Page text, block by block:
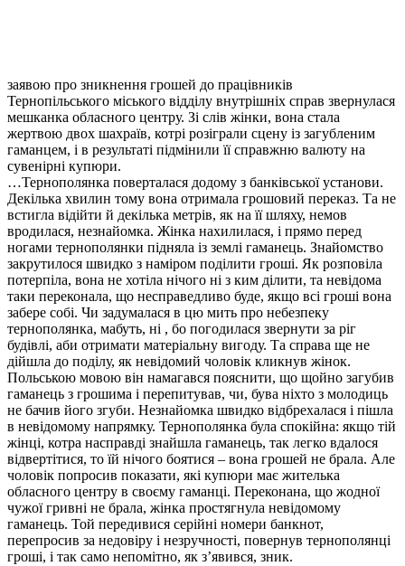
заявою про зникнення грошей до працівників
Тернопільського міського відділу внутрішніх справ звернулася
мешканка обласного центру. Зі слів жінки, вона стала
жертвою двох шахраїв, котрі розіграли сцену із загубленим
гаманцем, і в результаті підмінили її справжню валюту на
сувенірні купюри.
…Тернополянка поверталася додому з банківської установи.
Декілька хвилин тому вона отримала грошовий переказ. Та не
встигла відійти й декілька метрів, як на її шляху, немов
вродилася, незнайомка. Жінка нахилилася, і прямо перед
ногами тернополянки підняла із землі гаманець. Знайомство
закрутилося швидко з наміром поділити гроші. Як розповіла
потерпіла, вона не хотіла нічого ні з ким ділити, та невідома
таки переконала, що несправедливо буде, якщо всі гроші вона
забере собі. Чи задумалася в цю мить про небезпеку
тернополянка, мабуть, ні , бо погодилася звернути за ріг
будівлі, аби отримати матеріальну вигоду. Та справа ще не
дійшла до поділу, як невідомий чоловік кликнув жінок.
Польською мовою він намагався пояснити, що щойно загубив
гаманець з грошима і перепитував, чи, бува ніхто з молодиць
не бачив його згуби. Незнайомка швидко відбрехалася і пішла
в невідомому напрямку. Тернополянка була спокійна: якщо тій
жінці, котра насправді знайшла гаманець, так легко вдалося
відвертітися, то їй нічого боятися – вона грошей не брала. Але
чоловік попросив показати, які купюри має жителька
обласного центру в своєму гаманці. Переконана, що жодної
чужої гривні не брала, жінка простягнула невідомому
гаманець. Той передивися серійні номери банкнот,
перепросив за недовіру і незручності, повернув тернополянці
гроші, і так само непомітно, як з’явився, зник.